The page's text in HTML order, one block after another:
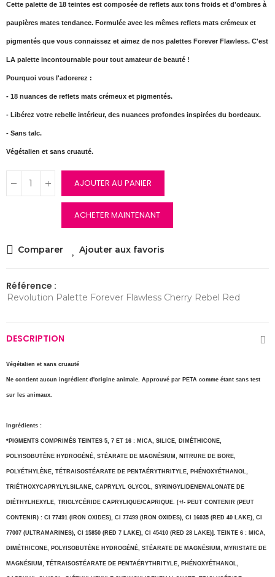
Cette palette de 18 teintes est composée de reflets aux tons froids et d'ombres à
paupières mates tendance. Formulée avec les mêmes reflets mats crémeux et
pigmentés que vous connaissez et aimez de nos palettes Forever Flawless. C'est
LA palette incontournable pour tout amateur de beauté !
Pourquoi vous l'adorerez :
- 18 nuances de reflets mats crémeux et pigmentés.
- Libérez votre rebelle intérieur, des nuances profondes inspirées du bordeaux.
- Sans talc.
Végétalien et sans cruauté.
AJOUTER AU PANIER
ACHETER MAINTENANT
Comparer Ajouter aux favoris
Référence :
Revolution Palette Forever Flawless Cherry Rebel Red
DESCRIPTION
Végétalien et sans cruauté
Ne contient aucun ingrédient d'origine animale. Approuvé par PETA comme étant sans test
sur les animaux.
Ingrédients :
*PIGMENTS COMPRIMÉS TEINTES 5, 7 ET 16 : MICA, SILICE, DIMÉTHICONE,
POLYISOBUTÈNE HYDROGÉNÉ, STÉARATE DE MAGNÉSIUM, NITRURE DE BORE,
POLYÉTHYLÈNE, TÉTRAISOSTÉARATE DE PENTAÉRYTHRITYLE, PHÉNOXYÉTHANOL,
TRIÉTHOXYCAPRYLYLSILANE, CAPRYLYL GLYCOL, SYRINGYLIDENEMALONATE DE
DIÉTHYLHEXYLE, TRIGLYCÉRIDE CAPRYLIQUE/CAPRIQUE. [+/- PEUT CONTENIR (PEUT
CONTENIR) : CI 77491 (IRON OXIDES), CI 77499 (IRON OXIDES), CI 16035 (RED 40 LAKE), CI
77007 (ULTRAMARINES), CI 15850 (RED 7 LAKE), CI 45410 (RED 28 LAKE)]. TEINTE 6 : MICA,
DIMÉTHICONE, POLYISOBUTÈNE HYDROGÉNÉ, STÉARATE DE MAGNÉSIUM, MYRISTATE DE
MAGNÉSIUM, TÉTRAISOSTÉARATE DE PENTAÉRYTHRITYLE, PHÉNOXYÉTHANOL,